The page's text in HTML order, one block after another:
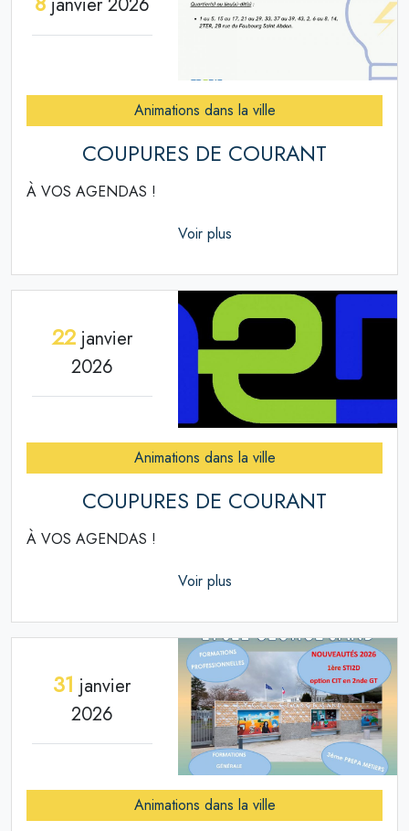
Animations dans la ville
COUPURES DE COURANT
À VOS AGENDAS !
Voir plus
22janvier
2026
Animations dans la ville
COUPURES DE COURANT
À VOS AGENDAS !
Voir plus
31 janvier
2026
Animations dans la ville